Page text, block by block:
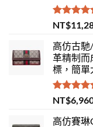
評分5.00
滿分 5
NT$
高仿古馳
革精制
標，簡單
評分 5.00
滿分 5
NT$
高仿賽琳